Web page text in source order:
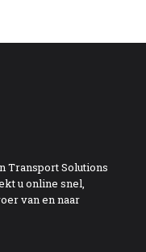
Transport Solutions
u online snel,
van en naar